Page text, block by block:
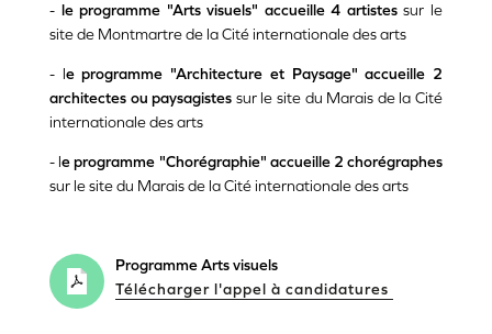
- le programme "Arts visuels" accueille 4 artistessur le
site de Montmartre de la Cité internationale des arts
- le programme "Architecture et Paysage" accueille 2
architectes ou paysagistes sur le site du Marais de la Cité
internationale des arts
- le programme "Chorégraphie" accueille 2 chorégraphes
sur le site du Marais de la Cité internationale des arts
Programme Arts visuels
Télécharger l'appel à candidatures